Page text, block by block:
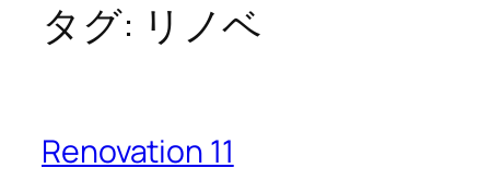
タグ: リノベ
Renovation 11